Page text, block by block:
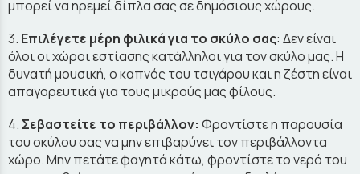
μπορεί να ηρεμεί δίπλα σας σε δημόσιους χώρους.
3. Επιλέγετε μέρη φιλικά για το σκύλο σας: Δεν είναι
όλοι οι χώροι εστίασης κατάλληλοι για τον σκύλο μας. Η
δυνατή μουσική, ο καπνός του τσιγάρου και η ζέστη είναι
απαγορευτικά για τους μικρούς μας φίλους.
4. Σεβαστείτε το περιβάλλον: Φροντίστε η παρουσία
του σκύλου σας να μην επιβαρύνει τον περιβάλλοντα
χώρο. Μην πετάτε φαγητά κάτω, φροντίστε το νερό του